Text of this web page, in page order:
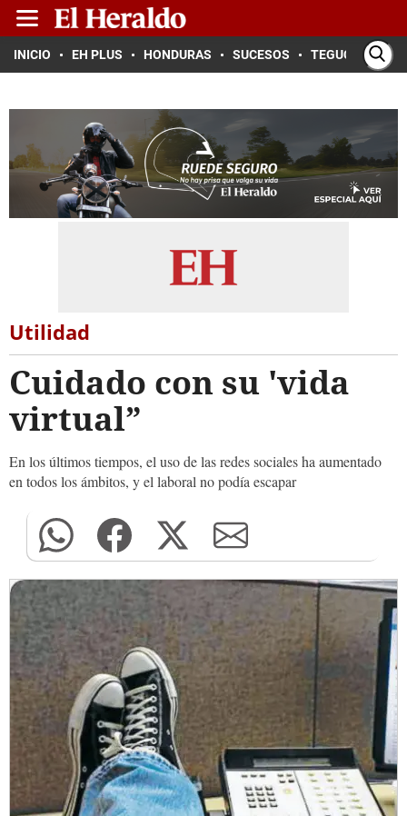
INICIO EH PLUS HONDURAS SUCESOS TEGUCIGALPA
Utilidad
Cuidado con su 'vida
virtual”
En los últimos tiempos, el uso de las redes sociales ha aumentado
en todos los ámbitos, y el laboral no podía escapar